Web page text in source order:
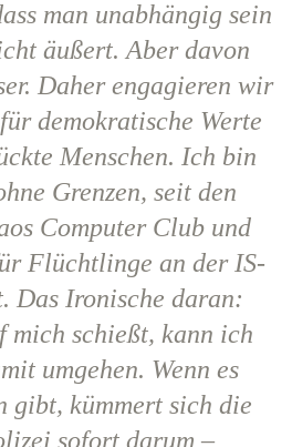
man unabhängig sein
äußert. Aber davon
Daher engagieren wir
demokratische Werte
Menschen. Ich bin
Grenzen, seit den
Computer Club und
Flüchtlinge an der IS-
Das Ironische daran:
mich schießt, kann ich
umgehen. Wenn es
gibt, kümmert sich die